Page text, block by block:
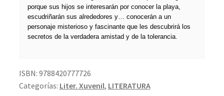
porque sus hijos se interesarán por conocer la playa,
escudriñarán sus alrededores y… conocerán a un
personaje misterioso y fascinante que les descubrirá los
secretos de la verdadera amistad y de la tolerancia.
ISBN: 9788420777726
Categorías: Liter. Xuvenil, LITERATURA